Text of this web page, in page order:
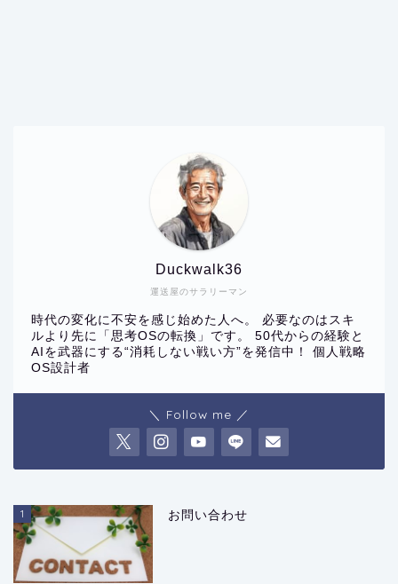
運送屋のサラリーマン
Duckwalk36
時代の変化に不安を感じ始めた人へ。 必要なのはスキ
ルより先に「思考OSの転換」です。 50代からの経験と
AIを武器にする“消耗しない戦い方”を発信中！ 個人戦略
OS設計者
＼ Follow me ／
1 お問い合わせ